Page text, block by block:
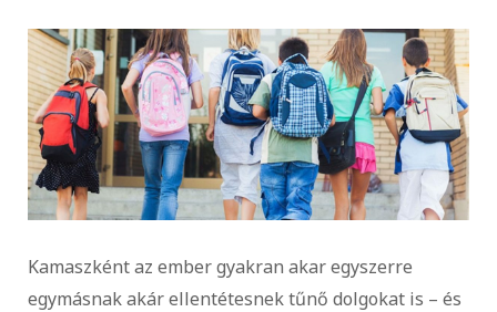
Kamaszként az ember gyakran akar egyszerre
egymásnak akár ellentétesnek tűnő dolgokat is – és